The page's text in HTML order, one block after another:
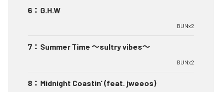
6 ： G.H.W
BUNx2
7 ： Summer Time 〜sultry vibes〜
BUNx2
8 ： Midnight Coastin' (feat. jweeos)